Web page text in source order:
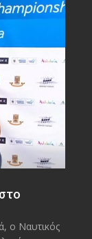
ο Ναυτικός